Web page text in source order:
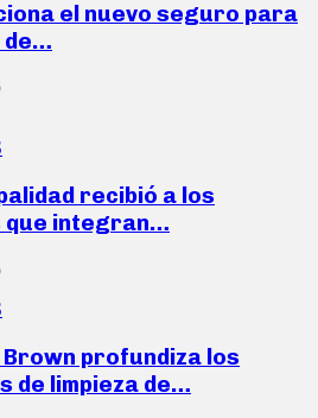
el nuevo seguro para
de…
recibió a los
que integran…
profundiza los
de limpieza de…